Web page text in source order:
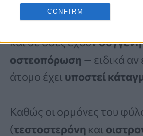
CONFIRM
αυξάνεται σεγυναίκες με
Ασιατική καταγωγή, στις
και σε όσες έχουνσυγγενή
οστεοπόρωση — ειδικά αν
άτομο έχει υποστεί
Καθώς οι ορμόνες του
(τεστοστερόνη και